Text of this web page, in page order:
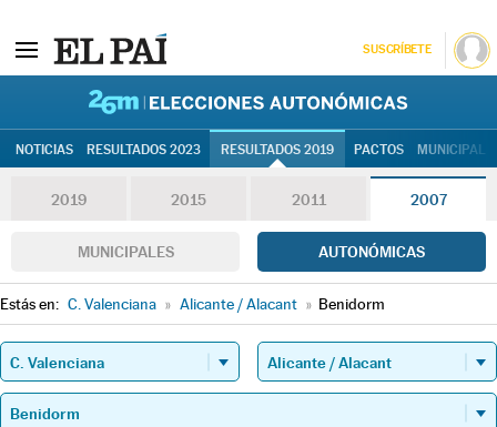
SUSCRÍBETE
NOTICIAS RESULTADOS 2023 RESULTADOS 2019 PACTOS
2019 2015 2011 2007
MUNICIPALES AUTONÓMICAS
Estás en: C. Valenciana » Alicante / Alacant » Benidorm